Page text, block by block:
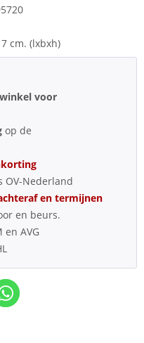
cm. (lxbxh)
voor
op de
OV-Nederland
en termijnen
en beurs.
en AVG